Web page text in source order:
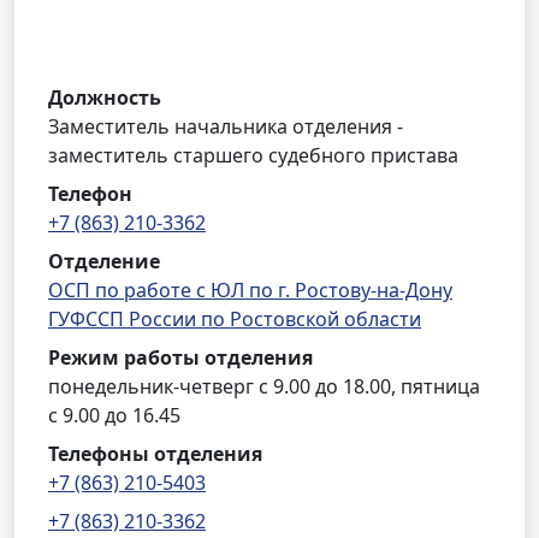
Должность
Заместитель начальника отделения -
заместитель старшего судебного пристава
Телефон
+7 (863) 210-3362
Отделение
ОСП по работе с ЮЛ по г. Ростову-на-Дону
ГУФССП России по Ростовской области
Режим работы отделения
понедельник-четверг с 9.00 до 18.00, пятница
с 9.00 до 16.45
Телефоны отделения
+7 (863) 210-5403
+7 (863) 210-3362